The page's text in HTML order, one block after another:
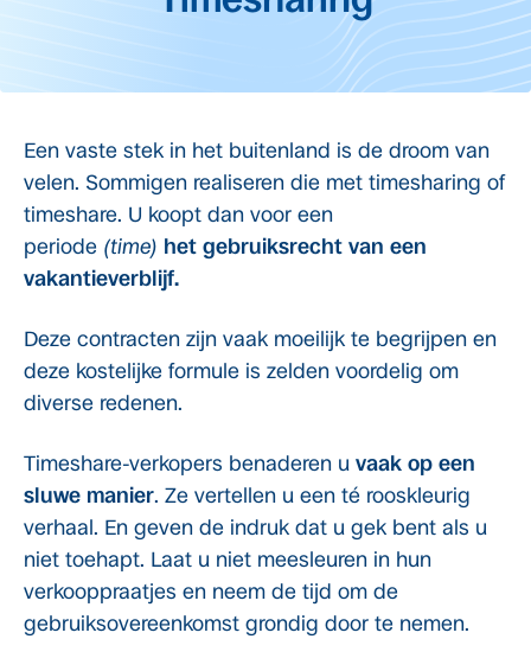
Een vaste stek in het buitenland is de droom van
velen. Sommigen realiseren die met timesharing of
timeshare. U koopt dan voor een
periode (time) het gebruiksrecht van een
vakantieverblijf.
Deze contracten zijn vaak moeilijk te begrijpen en
deze kostelijke formule is zelden voordelig om
diverse redenen.
Timeshare-verkopers benaderen u vaak op een
sluwe manier. Ze vertellen u een té rooskleurig
verhaal. En geven de indruk dat u gek bent als u
niet toehapt. Laat u niet meesleuren in hun
verkooppraatjes en neem de tijd om de
gebruiksovereenkomst grondig door te nemen.